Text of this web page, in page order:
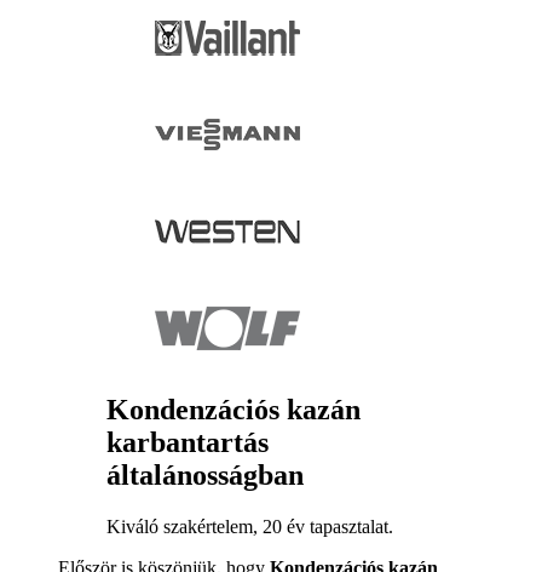
Kondenzációs kazán
karbantartás
általánosságban
Kiváló szakértelem, 20 év tapasztalat.